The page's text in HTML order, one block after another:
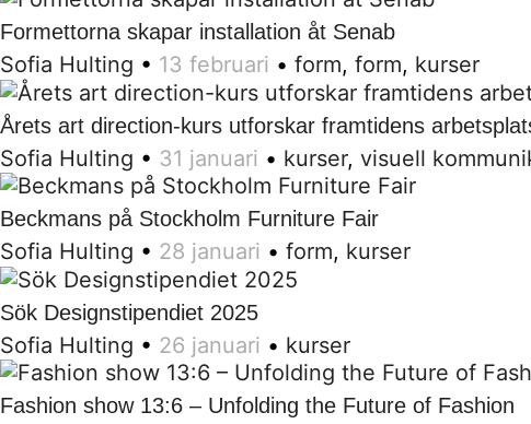
Formettorna skapar installation åt Senab
Sofia Hulting • 13 februari • form, form, kurser
Årets art direction-kurs utforskar framtidens
Sofia Hulting • 31 januari • kurser, visuell
Beckmans på Stockholm Furniture Fair
Sofia Hulting • 28 januari • form, kurser
Sök Designstipendiet 2025
Sofia Hulting • 26 januari • kurser
Fashion show 13:6 – Unfolding the Future of Fashion